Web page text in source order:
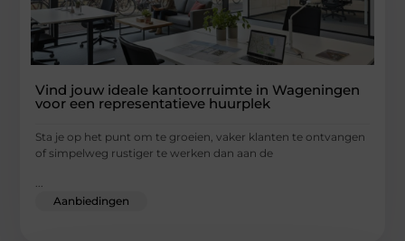
Vind jouw ideale kantoorruimte in Wageningen
voor een representatieve huurplek
Sta je op het punt om te groeien, vaker klanten te ontvangen
of simpelweg rustiger te werken dan aan de
Aanbiedingen